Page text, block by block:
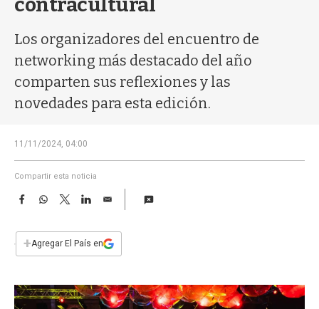
Los organizadores del encuentro de
networking más destacado del año
comparten sus reflexiones y las
novedades para esta edición.
11/11/2024, 04:00
Compartir esta noticia
F
e
b
k
W
s
p
T
w
t
L
n
E
i
l
+Agregar El País en